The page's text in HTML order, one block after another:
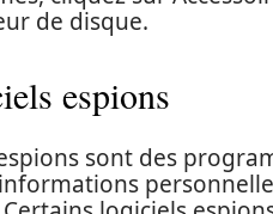
de disque.
espions
sont des